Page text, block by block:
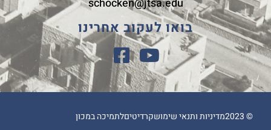
schocken@jtsa.edu
בואו לעקוב אחרינו
© 2023 מדיניות ותנאי שימושקרדיטיםלתמיכה במכון